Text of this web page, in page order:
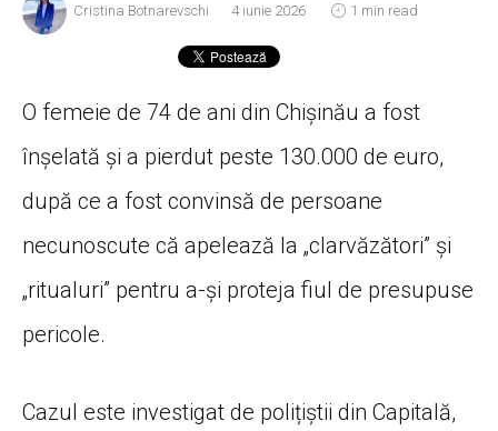
Cristina Botnarevschi 4 iunie 2026 1 min read
O femeie de 74 de ani din Chișinău a fost
înșelată și a pierdut peste 130.000 de euro,
după ce a fost convinsă de persoane
necunoscute că apelează la „clarvăzători” și
„ritualuri” pentru a-și proteja fiul de presupuse
pericole.
Cazul este investigat de polițiștii din Capitală,